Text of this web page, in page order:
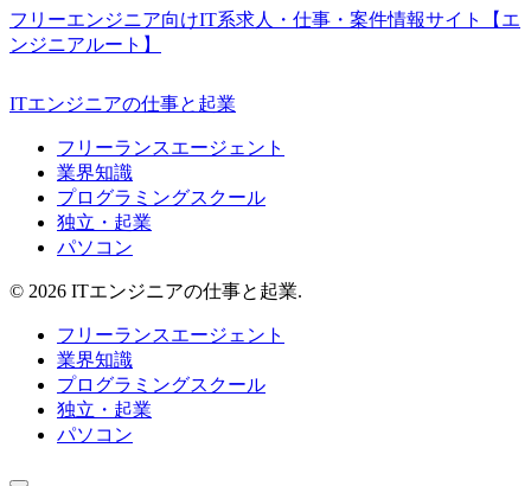
フリーエンジニア向けIT系求人・仕事・案件情報サイト【エ
ンジニアルート】
ITエンジニアの仕事と起業
フリーランスエージェント
業界知識
プログラミングスクール
独立・起業
パソコン
© 2026 ITエンジニアの仕事と起業.
フリーランスエージェント
業界知識
プログラミングスクール
独立・起業
パソコン